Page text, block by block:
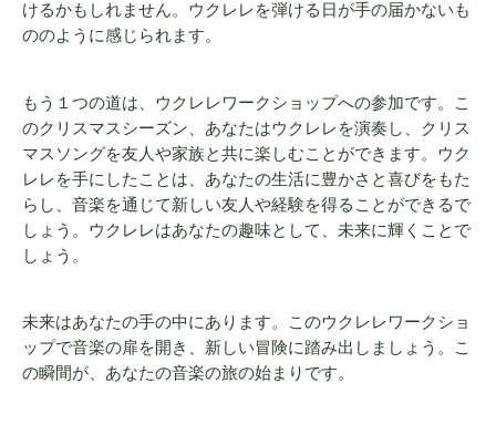
けるかもしれません。ウクレレを弾ける日が手の届かないも
ののように感じられます。
もう１つの道は、ウクレレワークショップへの参加です。こ
のクリスマスシーズン、あなたはウクレレを演奏し、クリス
マスソングを友人や家族と共に楽しむことができます。ウク
レレを手にしたことは、あなたの生活に豊かさと喜びをもた
らし、音楽を通じて新しい友人や経験を得ることができるで
しょう。ウクレレはあなたの趣味として、未来に輝くことで
しょう。
未来はあなたの手の中にあります。このウクレレワークショ
ップで音楽の扉を開き、新しい冒険に踏み出しましょう。こ
の瞬間が、あなたの音楽の旅の始まりです。